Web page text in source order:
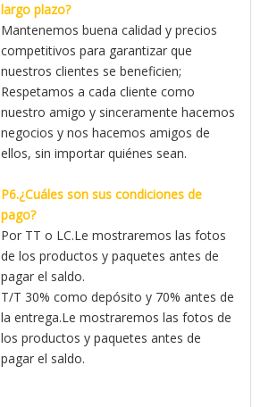
largo plazo?
Mantenemos buena calidad y precios
competitivos para garantizar que
nuestros clientes se beneficien;
Respetamos a cada cliente como
nuestro amigo y sinceramente hacemos
negocios y nos hacemos amigos de
ellos, sin importar quiénes sean.
P6.¿Cuáles son sus condiciones de
pago?
Por TT o LC.Le mostraremos las fotos
de los productos y paquetes antes de
pagar el saldo.
T/T 30% como depósito y 70% antes de
la entrega.Le mostraremos las fotos de
los productos y paquetes antes de
pagar el saldo.